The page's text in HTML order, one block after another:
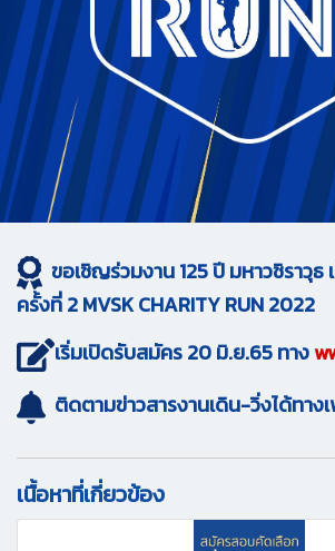
ขอเชิญร่วมงาน 125 ปี มหาวชิราวุธ
ครั้งที่ 2 MVSK CHARITY RUN 2022
เริ่มเปิดรับสมัคร 20 มิ.ย.65 ทาง
ติดตามข่าวสารงานเดิน-วิ่งได้ทาง
เนื้อหาที่เกี่ยวข้อง